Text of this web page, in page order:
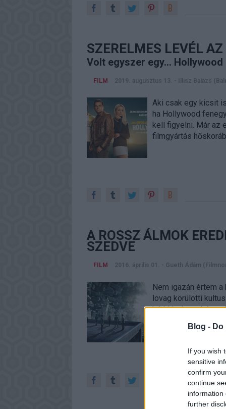
Blog -
If you wish
sensitive
confirm
continue
information
further
SZERELMES LEVÉL
Volt egyszer egy...
FILM 2019. augusztus 13. - Illisz Balázs
Aki csak egy kicsit
ha Hollywood
kell figyelni. Már az
filmgyártás
A ROSSZ ÁLMOK
SZEDVE
FILM 2016. április 01. - Gueth Ádám
Nem igazán értem
lovag körülötti
bárki is, hogy képes
területen…